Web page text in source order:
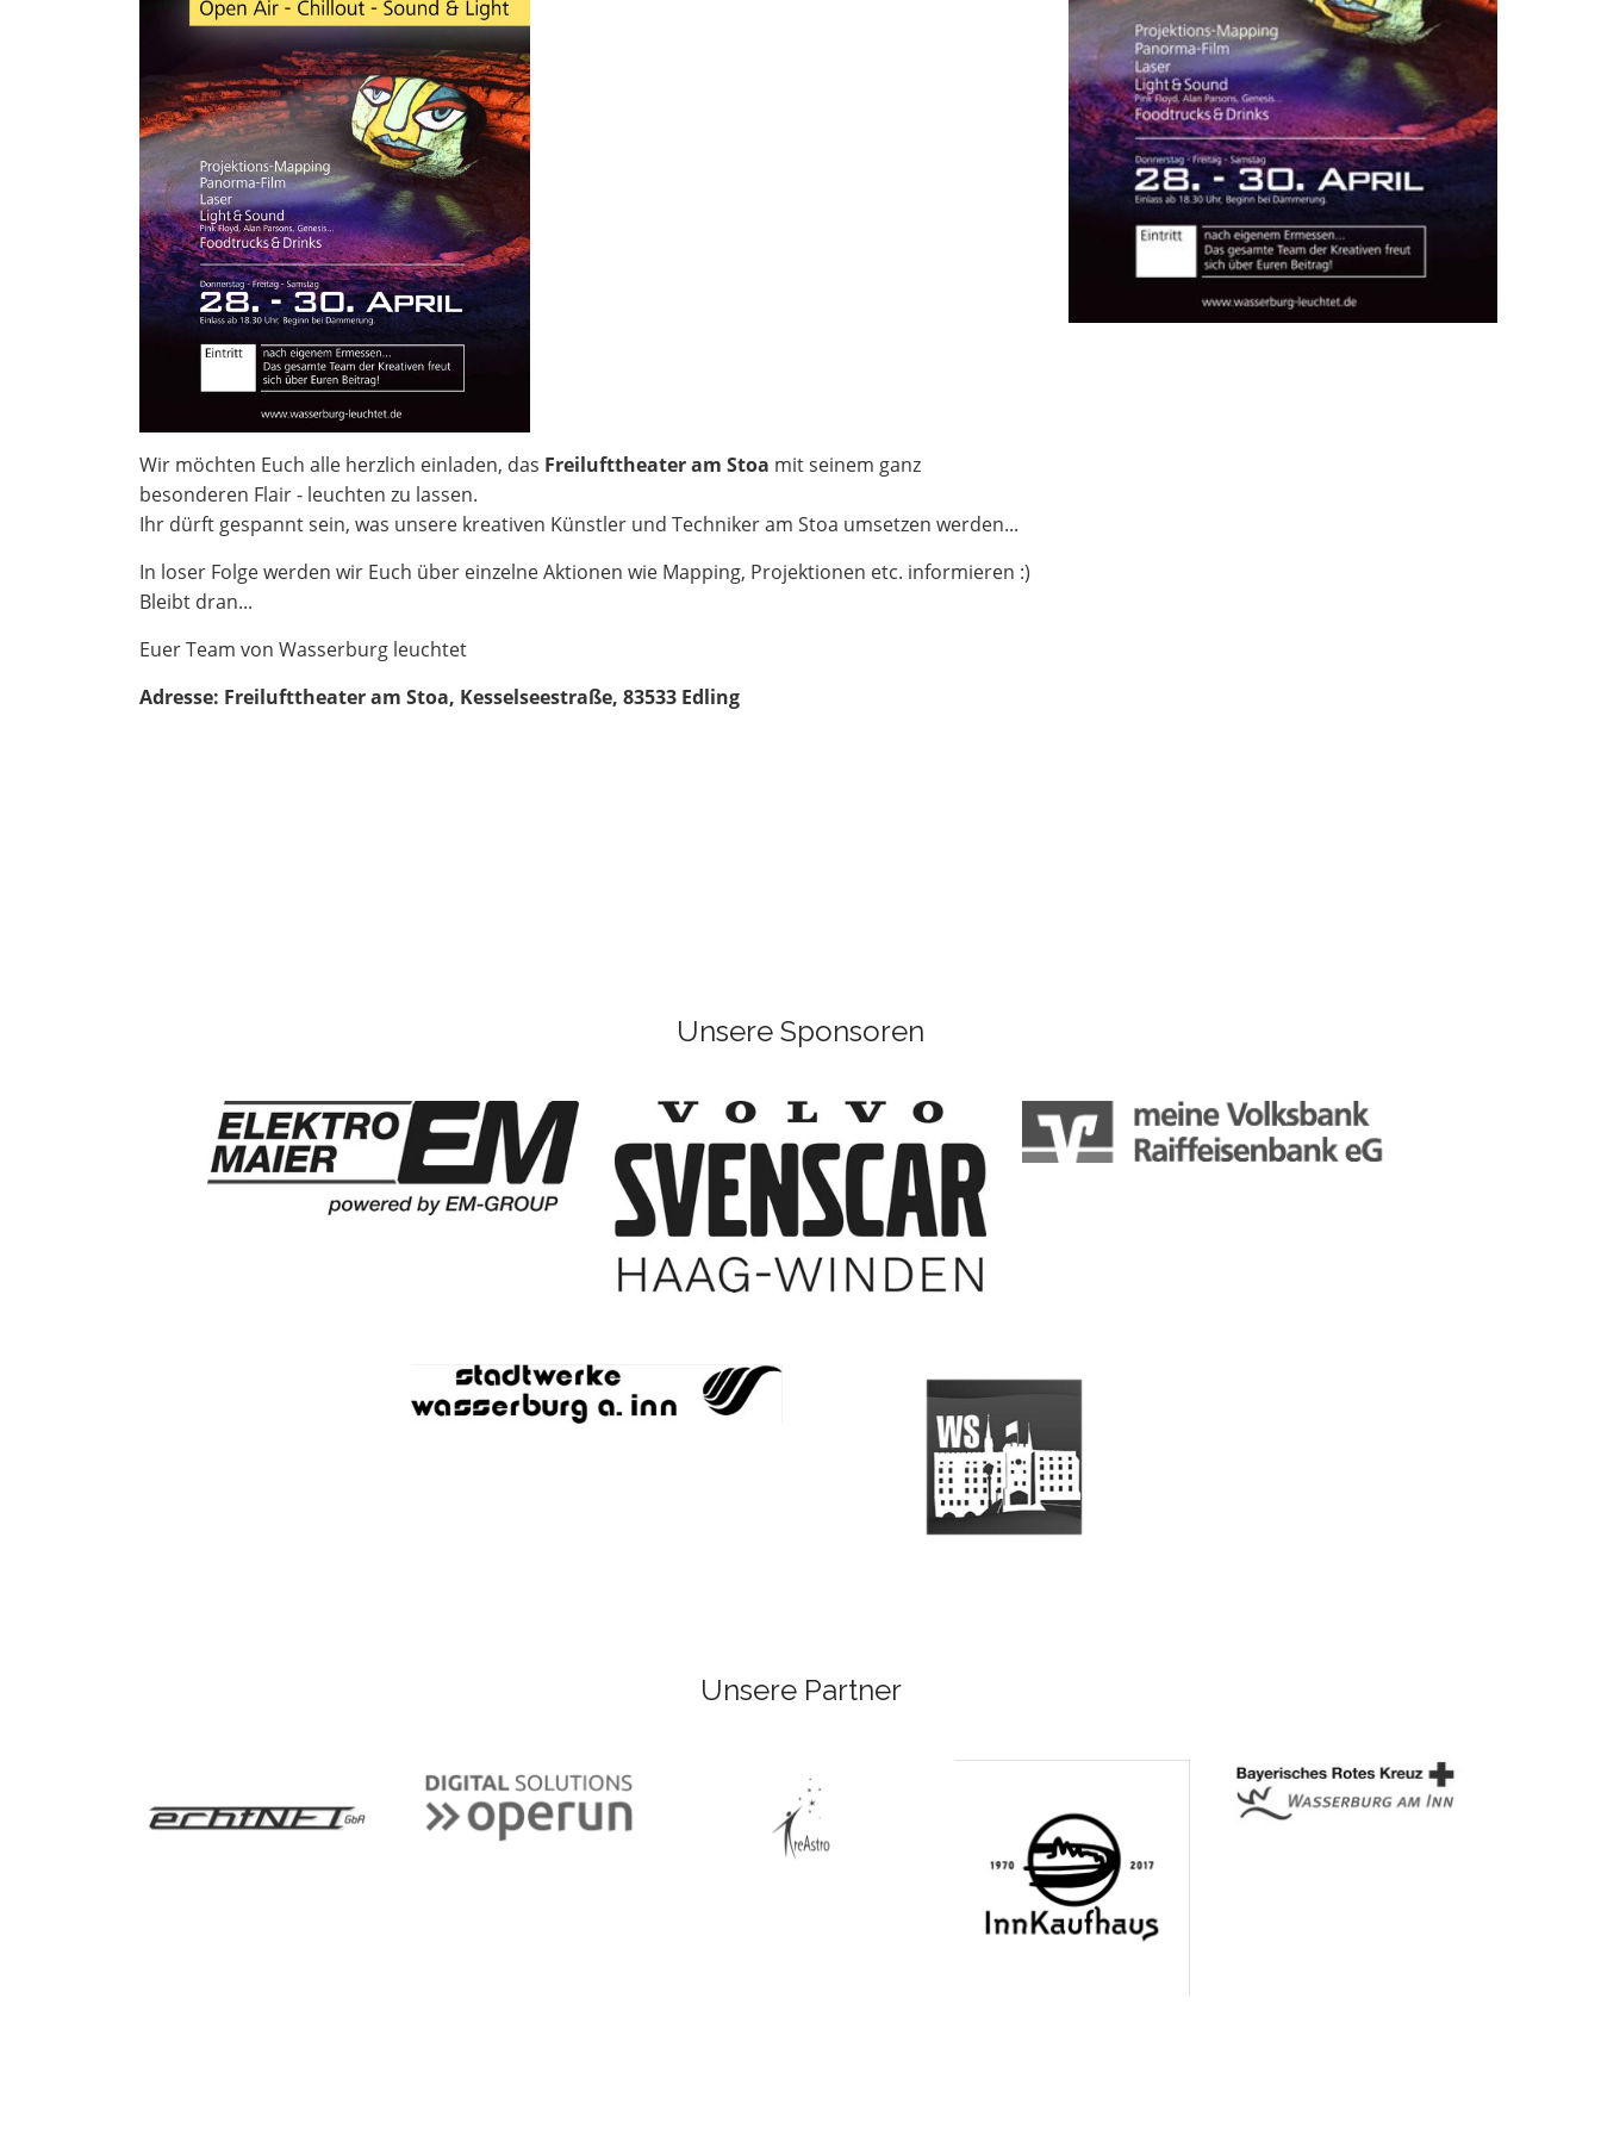
Wir möchten Euch alle herzlich einladen, das Freilufttheater am Stoa mit seinem ganz
besonderen Flair - leuchten zu lassen.
Ihr dürft gespannt sein, was unsere kreativen Künstler und Techniker am Stoa umsetzen werden...
In loser Folge werden wir Euch über einzelne Aktionen wie Mapping, Projektionen etc. informieren :)
Bleibt dran...
Euer Team von Wasserburg leuchtet
Adresse: Freilufttheater am Stoa, Kesselseestraße, 83533 Edling
Unsere Sponsoren
Unsere Partner